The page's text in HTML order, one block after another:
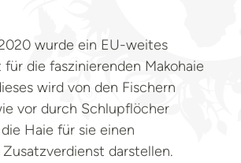
wurde ein EU-weites
die faszinierenden Makohaie
wird von den Fischern
vor durch Schlupflöcher
Haie für sie einen
darstellen.